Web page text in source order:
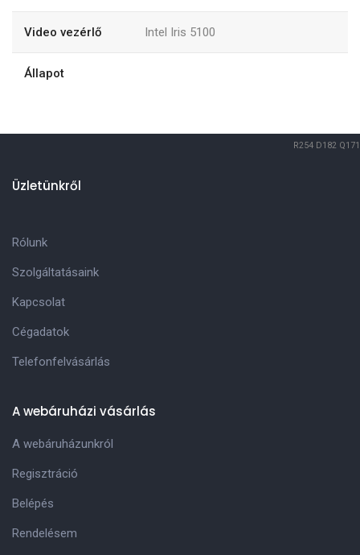
Video vezérlő Intel Iris 5100
Állapot
R254 D182 Q171
Üzletünkről
Rólunk
Szolgáltatásaink
Kapcsolat
Cégadatok
Telefonfelvásárlás
A webáruházi vásárlás
A webáruházunkról
Regisztráció
Belépés
Rendelésem